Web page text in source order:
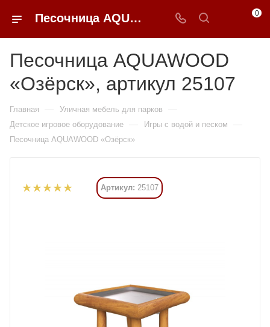
Песочница AQUAWOOD «Озёрск» купить в Москве от 185 430 ₽ - 0FFER 0
Песочница AQUAWOOD
«Озёрск», артикул 25107
Главная — Уличная мебель для парков —
Детское игровое оборудование — Игры с водой и песком —
Песочница AQUAWOOD «Озёрск»
Артикул: 25107